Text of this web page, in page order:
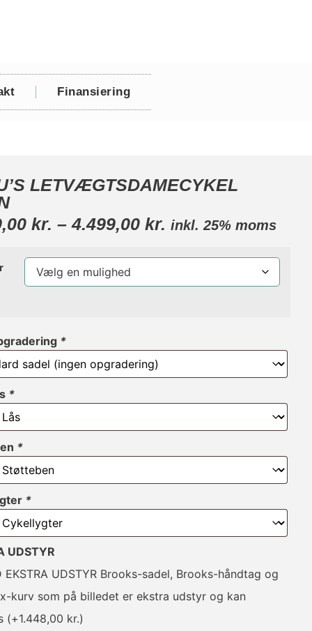
Finansiering
LETVÆGTSDAMECYKEL
kr. – 4.499,00kr. inkl. 25% moms
*
*
*
*
UDSTYR
EKSTRA UDSTYR Brooks-sadel, Brooks-håndtag og
kurv som på billedet er ekstra udstyr og kan
(+1.448,00 kr.)